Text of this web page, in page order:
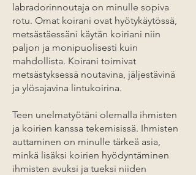
labradorinnoutaja on minulle sopiva
rotu. Omat koirani ovat hyötykäytössä,
metsästäessäni käytän koiriani niin
paljon ja monipuolisesti kuin
mahdollista. Koirani toimivat
metsästyksessä noutavina, jäljestävinä
ja ylösajavina lintukoirina.
Teen unelmatyötäni olemalla ihmisten
ja koirien kanssa tekemisissä. Ihmisten
auttaminen on minulle tärkeä asia,
minkä lisäksi koirien hyödyntäminen
ihmisten avuksi ja tueksi niiden